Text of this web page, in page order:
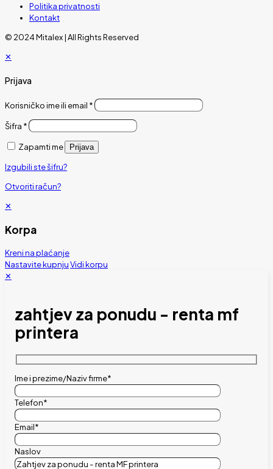
Politika privatnosti
Kontakt
© 2024 Mitalex | All Rights Reserved
✕
Prijava
Korisničko ime ili email *
Šifra *
Zapamti me Prijava
Izgubili ste šifru?
Otvoriti račun?
✕
Korpa
Kreni na plaćanje
Nastavite kupnjuVidi korpu
✕
zahtjev za ponudu - renta mf
printera
Ime i prezime/Naziv firme*
Telefon*
Email*
Naslov